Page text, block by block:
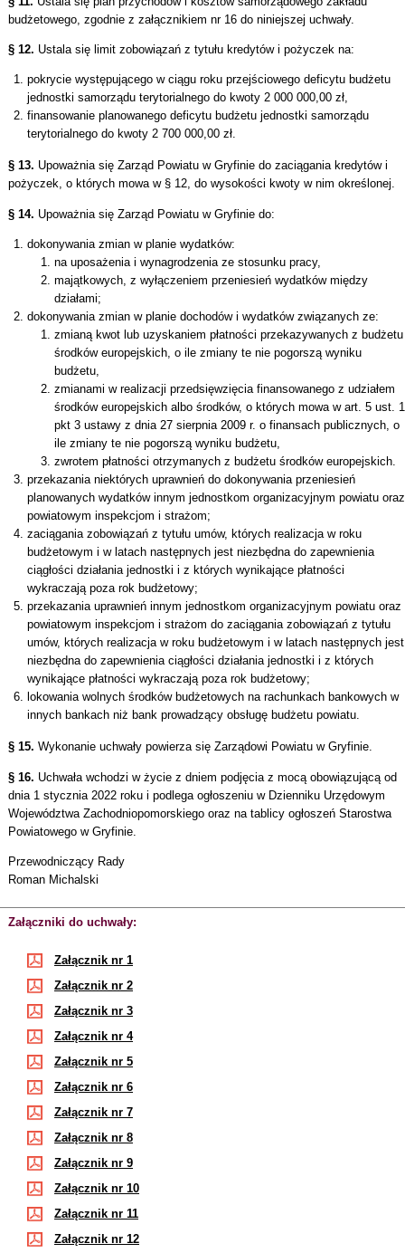
budżetowego, zgodnie z załącznikiem nr 16 do niniejszej uchwały.
§ 12. Ustala się limit zobowiązań z tytułu kredytów i pożyczek na:
pokrycie występującego w ciągu roku przejściowego deficytu budżetu
jednostki samorządu terytorialnego do kwoty 2 000 000,00 zł,
finansowanie planowanego deficytu budżetu jednostki samorządu
terytorialnego do kwoty 2 700 000,00 zł.
§ 13. Upoważnia się Zarząd Powiatu w Gryfinie do zaciągania kredytów i
pożyczek, o których mowa w § 12, do wysokości kwoty w nim określonej.
§ 14. Upoważnia się Zarząd Powiatu w Gryfinie do:
dokonywania zmian w planie wydatków:
na uposażenia i wynagrodzenia ze stosunku pracy,
majątkowych, z wyłączeniem przeniesień wydatków między
działami;
dokonywania zmian w planie dochodów i wydatków związanych ze:
zmianą kwot lub uzyskaniem płatności przekazywanych z budżetu
środków europejskich, o ile zmiany te nie pogorszą wyniku
budżetu,
zmianami w realizacji przedsięwzięcia finansowanego z udziałem
środków europejskich albo środków, o których mowa w art. 5 ust. 1
pkt 3 ustawy z dnia 27 sierpnia 2009 r. o finansach publicznych, o
ile zmiany te nie pogorszą wyniku budżetu,
zwrotem płatności otrzymanych z budżetu środków europejskich.
przekazania niektórych uprawnień do dokonywania przeniesień
planowanych wydatków innym jednostkom organizacyjnym powiatu oraz
powiatowym inspekcjom i strażom;
zaciągania zobowiązań z tytułu umów, których realizacja w roku
budżetowym i w latach następnych jest niezbędna do zapewnienia
ciągłości działania jednostki i z których wynikające płatności
wykraczają poza rok budżetowy;
przekazania uprawnień innym jednostkom organizacyjnym powiatu oraz
powiatowym inspekcjom i strażom do zaciągania zobowiązań z tytułu
umów, których realizacja w roku budżetowym i w latach następnych jest
niezbędna do zapewnienia ciągłości działania jednostki i z których
wynikające płatności wykraczają poza rok budżetowy;
lokowania wolnych środków budżetowych na rachunkach bankowych w
innych bankach niż bank prowadzący obsługę budżetu powiatu.
§ 15. Wykonanie uchwały powierza się Zarządowi Powiatu w Gryfinie.
§ 16. Uchwała wchodzi w życie z dniem podjęcia z mocą obowiązującą od
dnia 1 stycznia 2022 roku i podlega ogłoszeniu w Dzienniku Urzędowym
Województwa Zachodniopomorskiego oraz na tablicy ogłoszeń Starostwa
Powiatowego w Gryfinie.
Przewodniczący Rady
Roman Michalski
Załączniki do uchwały:
Załącznik nr 1
Załącznik nr 2
Załącznik nr 3
Załącznik nr 4
Załącznik nr 5
Załącznik nr 6
Załącznik nr 7
Załącznik nr 8
Załącznik nr 9
Załącznik nr 10
Załącznik nr 11
Załącznik nr 12